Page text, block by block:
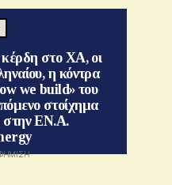
κέρδη στο ΧΑ, οι
η κόντρα
we build» του
στοίχημα
στην ΕΝ.Α.